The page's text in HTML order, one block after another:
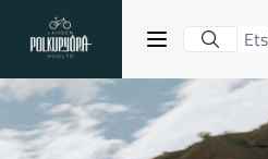
Lahden Polkupyörähuolto -
Avaa sulje
Hakutulokset